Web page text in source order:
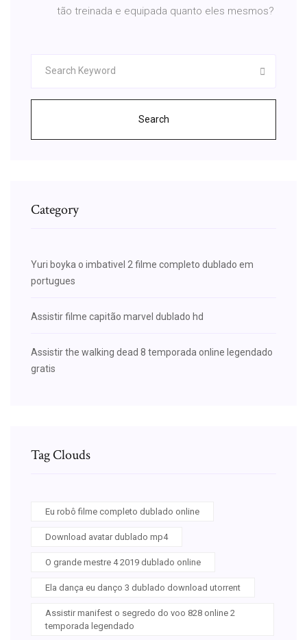
tão treinada e equipada quanto eles mesmos?
Search
Category
Yuri boyka o imbativel 2 filme completo dublado em
portugues
Assistir filme capitão marvel dublado hd
Assistir the walking dead 8 temporada online legendado
gratis
Tag Clouds
Eu robô filme completo dublado online
Download avatar dublado mp4
O grande mestre 4 2019 dublado online
Ela dança eu danço 3 dublado download utorrent
Assistir manifest o segredo do voo 828 online 2
temporada legendado